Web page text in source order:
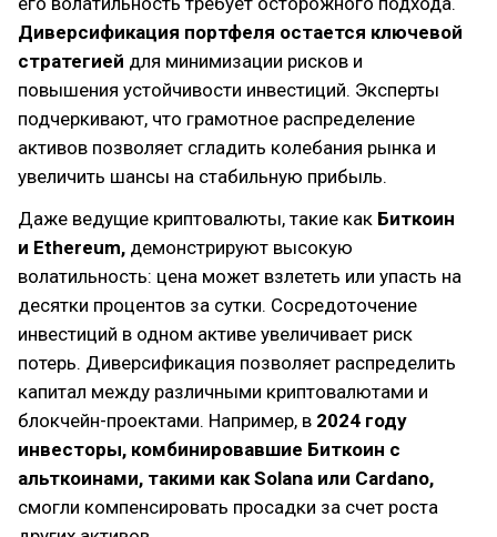
Диверсификация портфеля остается ключевой
стратегией для минимизации рисков и
повышения устойчивости инвестиций. Эксперты
подчеркивают, что грамотное распределение
активов позволяет сгладить колебания рынка и
увеличить шансы на стабильную прибыль.
Даже ведущие криптовалюты, такие как Биткоин
и Ethereum, демонстрируют высокую
волатильность: цена может взлететь или упасть на
десятки процентов за сутки. Сосредоточение
инвестиций в одном активе увеличивает риск
потерь. Диверсификация позволяет распределить
капитал между различными криптовалютами и
блокчейн-проектами. Например, в 2024 году
инвесторы, комбинировавшие Биткоин с
альткоинами, такими как Solana или Cardano,
смогли компенсировать просадки за счет роста